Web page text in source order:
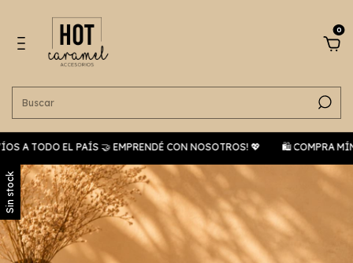
0
EL PAÍS 🤝 EMPRENDÉ CON NOSOTROS! 💖 🛍️ COMPRA MÍNIMA
Sin stock